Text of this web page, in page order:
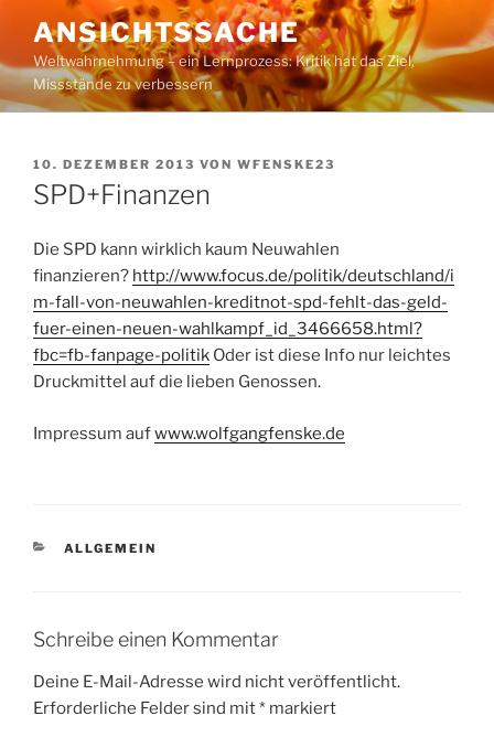
Inhalt
springen
ANSICHTSSACHE
Weltwahrnehmung – ein Lernprozess: Kritik hat das Ziel,
Missstände zu verbessern
VERÖFFENTLICHT
AM
10. DEZEMBER 2013 VON WFENSKE23
SPD+Finanzen
Die SPD kann wirklich kaum Neuwahlen
finanzieren? http://www.focus.de/politik/deutschland/i
m-fall-von-neuwahlen-kreditnot-spd-fehlt-das-geld-
fuer-einen-neuen-wahlkampf_id_3466658.html?
fbc=fb-fanpage-politik Oder ist diese Info nur leichtes
Druckmittel auf die lieben Genossen.
Impressum aufwww.wolfgangfenske.de
KATEGORIEN
ALLGEMEIN
Schreibe einen Kommentar
Deine E-Mail-Adresse wird nicht veröffentlicht.
Erforderliche Felder sind mit* markiert